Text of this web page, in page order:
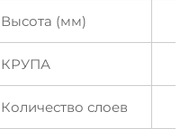
Высота (мм)
КРУПА
Количество слоев